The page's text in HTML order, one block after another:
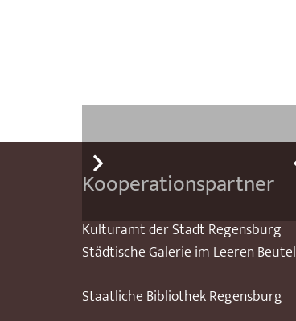
Kooperationspartner
Kulturamt der Stadt Regensburg
Städtische Galerie im Leeren Beutel
Staatliche Bibliothek Regensburg